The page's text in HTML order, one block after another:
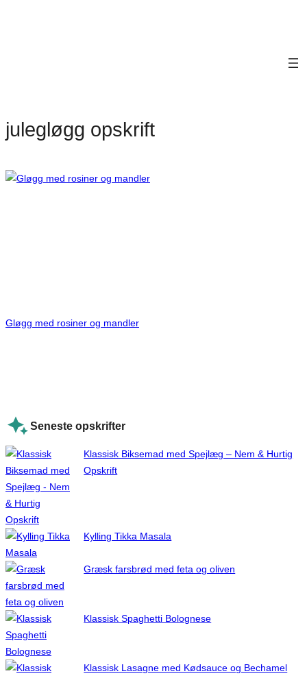
julegløgg opskrift
Gløgg med rosiner og mandler
Seneste opskrifter
Klassisk Biksemad med Spejlæg – Nem & Hurtig
Opskrift
Kylling Tikka Masala
Græsk farsbrød med feta og oliven
Klassisk Spaghetti Bolognese
Klassisk Lasagne med Kødsauce og Bechamel